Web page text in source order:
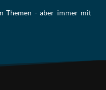
Themen - aber immer mit